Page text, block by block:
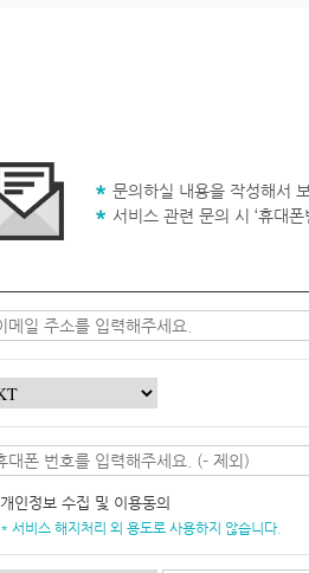
문의하실 내용을 작성해서
서비스 관련 문의 시 ‘휴대
개인정보 수집 및 이용동의
* 서비스 해지처리 외 용도로 사용하지 않습니다.